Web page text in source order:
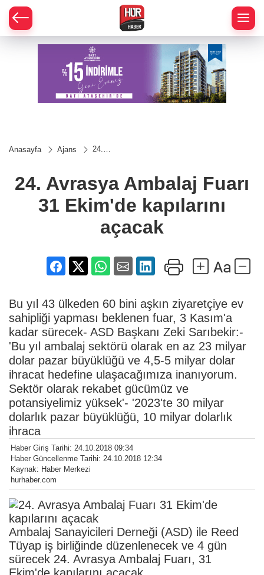
Anasayfa Ajans
24.
Ekim'de
kapılarını
açacak
24. Avrasya Ambalaj Fuarı
31 Ekim'de kapılarını
açacak
Bu yıl 43 ülkeden 60 bini aşkın ziyaretçiye ev
sahipliği yapması beklenen fuar, 3 Kasım'a
kadar sürecek- ASD Başkanı Zeki Sarıbekir:-
'Bu yıl ambalaj sektörü olarak en az 23 milyar
dolar pazar büyüklüğü ve 4,5-5 milyar dolar
ihracat hedefine ulaşacağımıza inanıyorum.
Sektör olarak rekabet gücümüz ve
potansiyelimiz yüksek'- '2023'te 30 milyar
dolarlık pazar büyüklüğü, 10 milyar dolarlık
ihraca
Haber Giriş Tarihi: 24.10.2018 09:34
Haber Güncellenme Tarihi: 24.10.2018 12:34
Kaynak: Haber Merkezi
hurhaber.com
Ambalaj Sanayicileri Derneği (ASD) ile Reed
Tüyap iş birliğinde düzenlenecek ve 4 gün
sürecek 24. Avrasya Ambalaj Fuarı, 31